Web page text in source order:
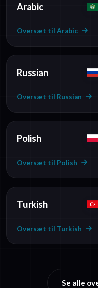
Arabic
Oversæt til Arabic
Russian
Oversæt til Russian
Polish
Oversæt til Polish
Turkish
Oversæt til Turkish
Se alle